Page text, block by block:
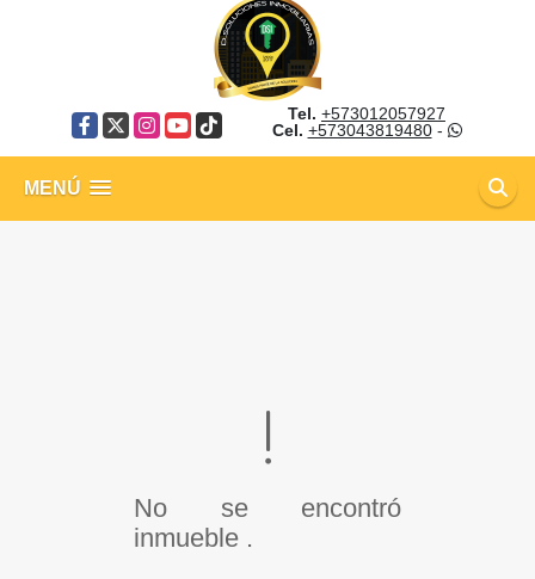
Facebook
X Instagram
YouTube
TikTok
Tel. +573012057927
Cel. +573043819480-
MENÚ
No se encontró
inmueble .